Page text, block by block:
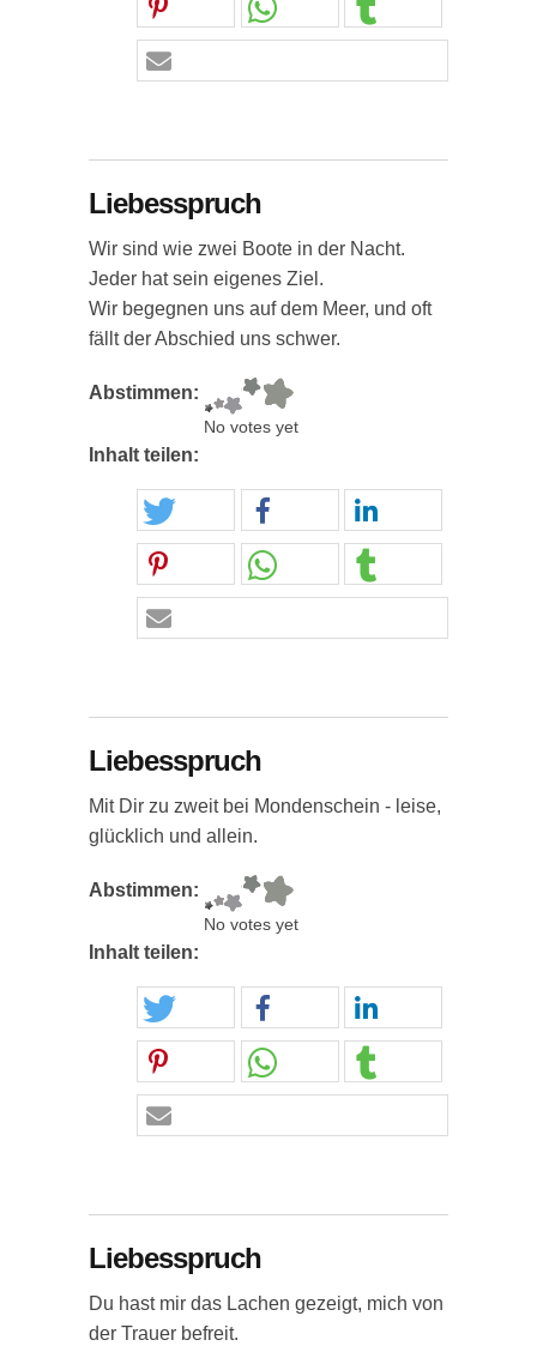
Liebesspruch
Wir sind wie zwei Boote in der Nacht.
Jeder hat sein eigenes Ziel.
Wir begegnen uns auf dem Meer, und oft
fällt der Abschied uns schwer.
Abstimmen:
No votes yet
Inhalt teilen:
Liebesspruch
Mit Dir zu zweit bei Mondenschein - leise,
glücklich und allein.
Abstimmen:
No votes yet
Inhalt teilen:
Liebesspruch
Du hast mir das Lachen gezeigt, mich von
der Trauer befreit.